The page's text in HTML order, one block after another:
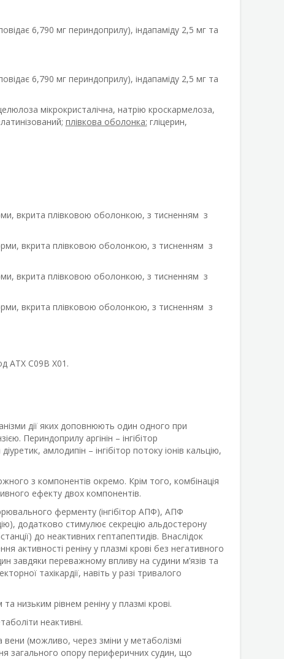
6,790 мг периндоприлу), індапаміду 2,5 мг та
6,790 мг периндоприлу), індапаміду 2,5 мг та
мікрокристалічна, натрію кроскармелоза,
плівкова оболонка: гліцерин,
вкрита плівковою оболонкою, з тисненням з
вкрита плівковою оболонкою, з тисненням з
вкрита плівковою оболонкою, з тисненням з
вкрита плівковою оболонкою, з тисненням з
АТХ С09В Х01.
дії яких доповнюють один одного при
Периндоприлу аргінін – інгібітор
амлодипін – інгібітор потоку іонів кальцію,
з компонентів окремо. Крім того, комбінація
ефекту двох компонентів.
ферменту (інгібітор АПФ), АПФ
додатково стимулює секрецію альдостерону
до неактивних гептапептидів. Внаслідок
активності реніну у плазмі крові без негативного
завдяки переважному впливу на судини м’язів та
тахікардії, навіть у разі тривалого
низьким рівнем реніну у плазмі крові.
неактивні.
(можливо, через зміни у метаболізмі
загального опору периферичних судин, що